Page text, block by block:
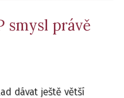
smysl právě
dávat ještě větší